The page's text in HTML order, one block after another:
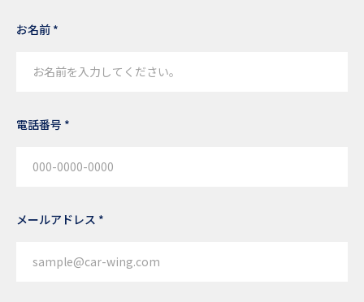
お名前 *
電話番号 *
メールアドレス *